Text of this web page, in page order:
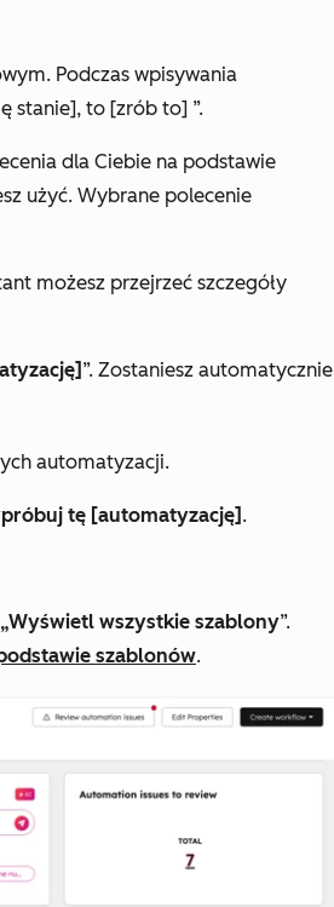
Podczas wpisywania
stanie], to [zrób to] ”.
dla Ciebie na podstawie
użyć. Wybrane polecenie
możesz przejrzeć szczegóły
”. Zostaniesz automatycznie
automatyzacji.
tę [automatyzację] .
„Wyświetl wszystkie szablony”.
szablonów.